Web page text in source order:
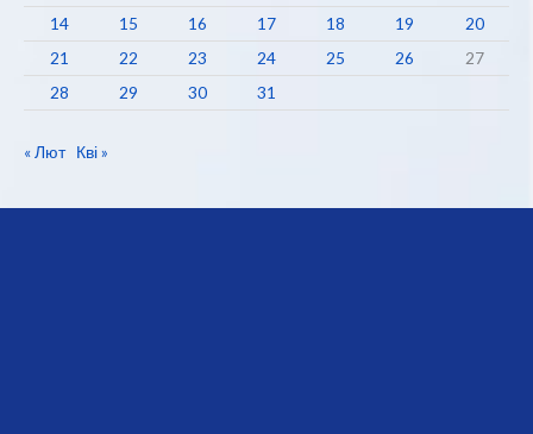
14
15 16 17 18 19
20
21
22 23 24 25 26
27
28
29 30 31
« Лют Кві »